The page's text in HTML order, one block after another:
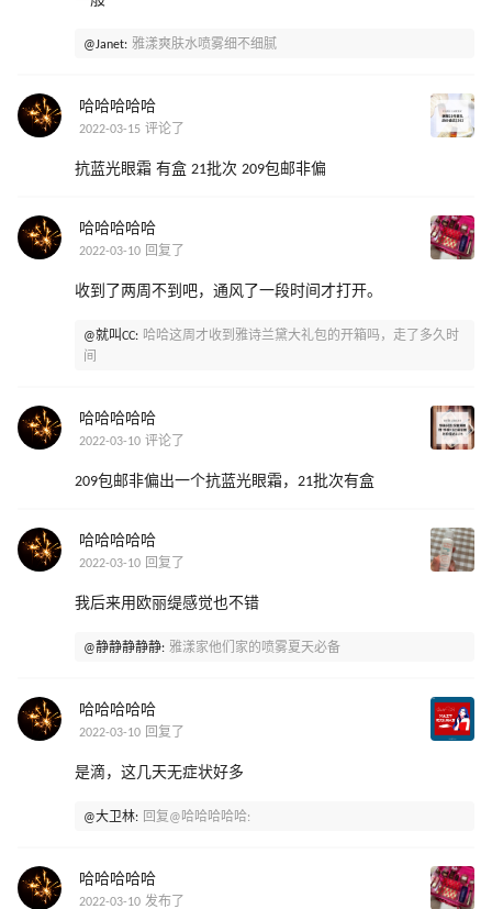
@Janet: 雅漾爽肤水喷雾细不细腻
哈哈哈哈哈
2022-03-15 评论了
抗蓝光眼霜 有盒 21批次 209包邮非偏
哈哈哈哈哈
2022-03-10 回复了
收到了两周不到吧，通风了一段时间才打开。
@就叫CC: 哈哈这周才收到雅诗兰黛大礼包的开箱吗，走了多久时
间
哈哈哈哈哈
2022-03-10 评论了
209包邮非偏出一个抗蓝光眼霜，21批次有盒
哈哈哈哈哈
2022-03-10 回复了
我后来用欧丽缇感觉也不错
@静静静静静: 雅漾家他们家的喷雾夏天必备
哈哈哈哈哈
2022-03-10 回复了
是滴，这几天无症状好多
@大卫林: 回复@哈哈哈哈哈:
哈哈哈哈哈
2022-03-10 发布了